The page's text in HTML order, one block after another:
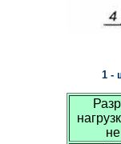
1 -
не